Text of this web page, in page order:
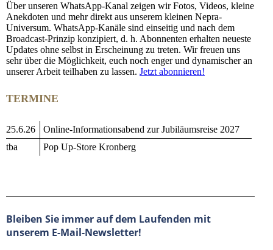
Über unseren WhatsApp-Kanal zeigen wir Fotos, Videos, kleine
Anekdoten und mehr direkt aus unserem kleinen Nepra-
Universum. WhatsApp-Kanäle sind einseitig und nach dem
Broadcast-Prinzip konzipiert, d. h. Abonnenten erhalten neueste
Updates ohne selbst in Erscheinung zu treten. Wir freuen uns
sehr über die Möglichkeit, euch noch enger und dynamischer an
unserer Arbeit teilhaben zu lassen. Jetzt abonnieren!
TERMINE
25.6.26
Online-Informationsabend zur Jubiläumsreise 2027
tba
Pop Up-Store Kronberg
Bleiben Sie immer auf dem Laufenden mit
unserem E-Mail-Newsletter!